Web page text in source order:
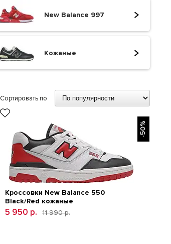
New Balance 997
Кожаные
Сортировать по
-50%
Кроссовки New Balance 550
Black/Red кожаные
5 950 р. 11 990 р.